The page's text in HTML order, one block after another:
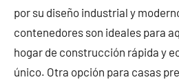
por su diseño industrial y
contenedores son ideales para
hogar de construcción rápida y
único. Otra opción para casas